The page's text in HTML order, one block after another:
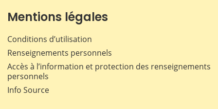
Mentions légales
Conditions d’utilisation
Renseignements personnels
Accès à l’information et protection des renseignements
personnels
Info Source